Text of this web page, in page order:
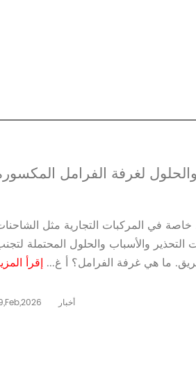
لغرفة الفرامل
في المركبات التجارية مثل
والأسباب والحلول المحتملة
ما هي غرفة الفرامل؟ أ غ... إقرأ
أخبار